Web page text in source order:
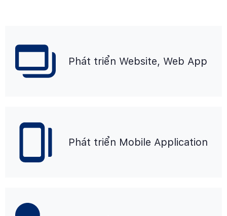
Phát triển Website, Web App
Phát triển Mobile Application